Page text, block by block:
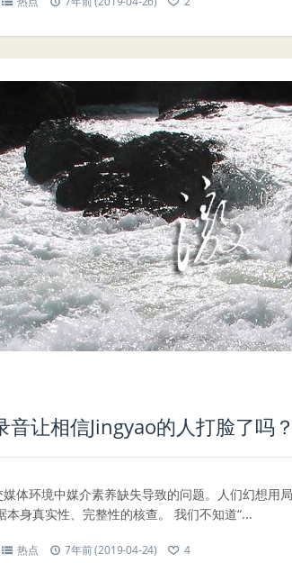
音让相信Jingyao的人打脸了吗？
媒体环境中媒介素养缺失导致的问题。人们幻想用
本身真实性、完整性的核查。 我们不知道“...
热点 7年前 (2019-04-24) 4